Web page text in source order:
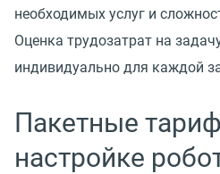
необходимых услуг и
Оценка трудозатрат на
индивидуально для каждой
Пакетные
настройке